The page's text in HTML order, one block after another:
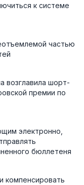
к системе
частью
возглавила шорт-
премии по
электронно,
бюллетеня
компенсировать